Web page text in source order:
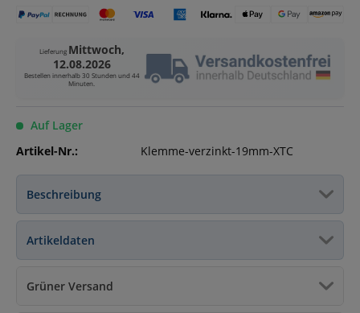
Lieferung Mittwoch,
12.08.2026
Bestellen innerhalb30 Stunden und 44
Minuten.
Auf Lager
Artikel-Nr.:
Klemme-verzinkt-19mm-XTC
Beschreibung
Artikeldaten
Grüner Versand